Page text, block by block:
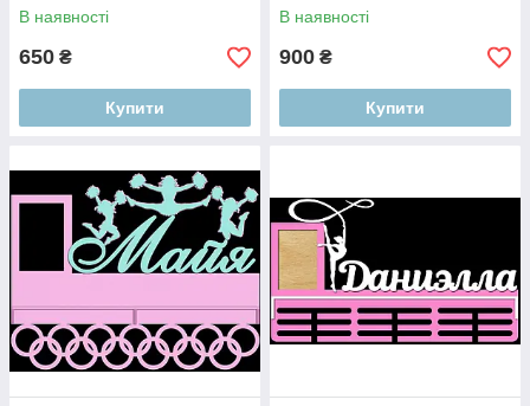
В наявності
650 ₴
Купити
В наявності
900 ₴
Купити